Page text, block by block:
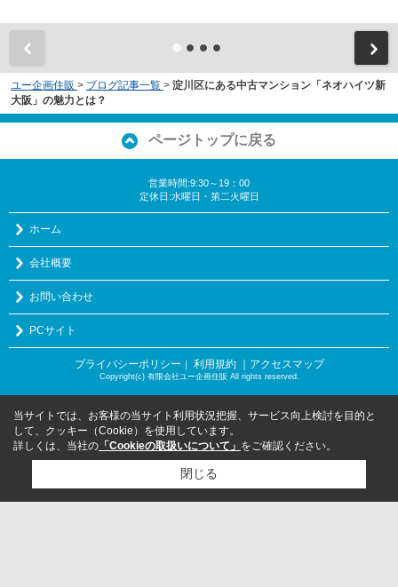
ユー企画住販 > ブログ記事一覧 > 淀川区にある中古マンション「ネオハイツ新
大阪」の魅力とは？
ページトップに戻る
営業時間:9:30～19：00
定休日:水曜日・第二火曜日
ホーム
会社概要
お問い合わせ
PCサイト
プライバシーポリシー ｜ 利用規約 ｜アクセスマップ
Copyright(c) 有限会社ユー企画住販 All rights reserved.
当サイトでは、お客様の当サイト利用状況把握、サービス向上検討を目的と
して、クッキー（Cookie）を使用しています。
詳しくは、当社の 「Cookieの取扱いについて」 をご確認ください。
閉じる